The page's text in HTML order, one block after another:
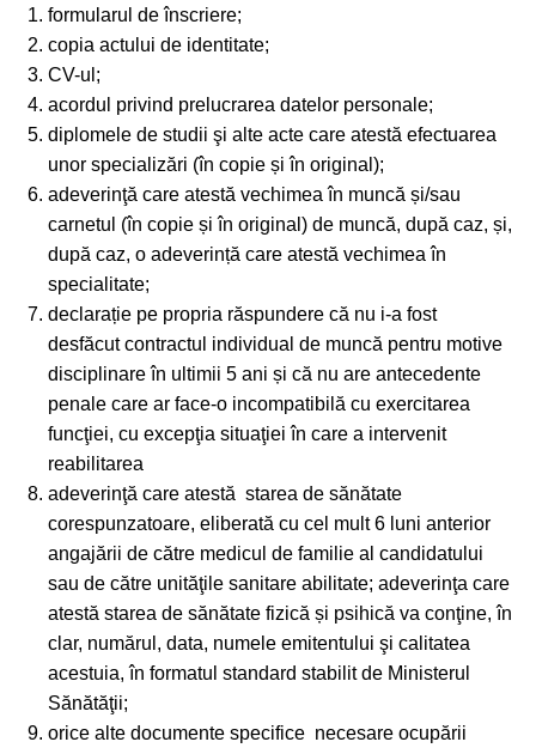
formularul de înscriere;
copia actului de identitate;
CV-ul;
acordul privind prelucrarea datelor personale;
diplomele de studii şi alte acte care atestă efectuarea
unor specializări (în copie și în original);
adeverinţă care atestă vechimea în muncă și/sau
carnetul (în copie și în original) de muncă, după caz, și,
după caz, o adeverință care atestă vechimea în
specialitate;
declarație pe propria răspundere că nu i-a fost
desfăcut contractul individual de muncă pentru motive
disciplinare în ultimii 5 ani și că nu are antecedente
penale care ar face-o incompatibilă cu exercitarea
funcţiei, cu excepţia situaţiei în care a intervenit
reabilitarea
adeverinţă care atestă starea de sănătate
corespunzatoare, eliberată cu cel mult 6 luni anterior
angajării de către medicul de familie al candidatului
sau de către unităţile sanitare abilitate; adeverinţa care
atestă starea de sănătate fizică și psihică va conţine, în
clar, numărul, data, numele emitentului şi calitatea
acestuia, în formatul standard stabilit de Ministerul
Sănătăţii;
orice alte documente specifice necesare ocupării